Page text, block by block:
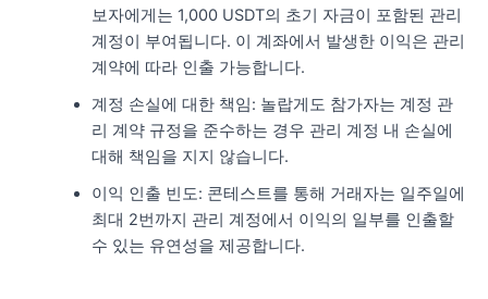
보자에게는 1,000 USDT의 초기 자금이 포함된 관리
계정이 부여됩니다. 이 계좌에서 발생한 이익은 관리
계약에 따라 인출 가능합니다.
계정 손실에 대한 책임: 놀랍게도 참가자는 계정 관
리 계약 규정을 준수하는 경우 관리 계정 내 손실에
대해 책임을 지지 않습니다.
이익 인출 빈도: 콘테스트를 통해 거래자는 일주일에
최대 2번까지 관리 계정에서 이익의 일부를 인출할
수 있는 유연성을 제공합니다.